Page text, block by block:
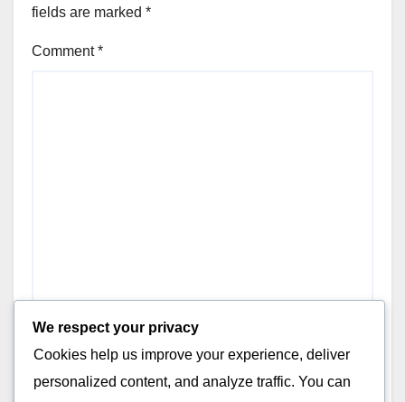
fields are marked *
Comment*
We respect your privacy
Cookies help us improve your experience, deliver
personalized content, and analyze traffic. You can